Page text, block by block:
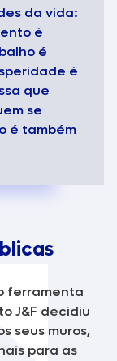
da vida:
é
é
é
que
se
é também
ferramenta
J&F decidiu
seus muros,
para as